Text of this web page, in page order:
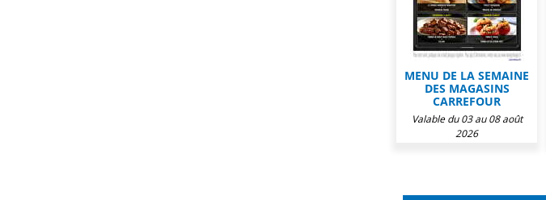
MENU DE LA SEMAINE
DES MAGASINS
CARREFOUR
Valable du 03 au 08 août
2026